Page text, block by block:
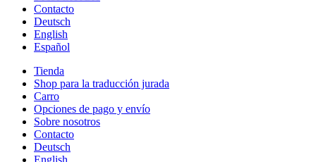
Contacto
Deutsch
English
Español
Tienda
Shop para la traducción jurada
Carro
Opciones de pago y envío
Sobre nosotros
Contacto
Deutsch
English